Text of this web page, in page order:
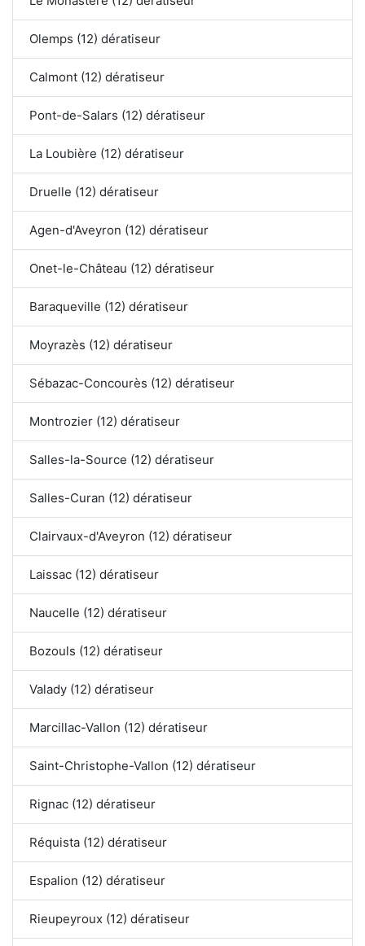
Olemps (12) dératiseur
Calmont (12) dératiseur
Pont-de-Salars (12) dératiseur
La Loubière (12) dératiseur
Druelle (12) dératiseur
Agen-d'Aveyron (12) dératiseur
Onet-le-Château (12) dératiseur
Baraqueville (12) dératiseur
Moyrazès (12) dératiseur
Sébazac-Concourès (12) dératiseur
Montrozier (12) dératiseur
Salles-la-Source (12) dératiseur
Salles-Curan (12) dératiseur
Clairvaux-d'Aveyron (12) dératiseur
Laissac (12) dératiseur
Naucelle (12) dératiseur
Bozouls (12) dératiseur
Valady (12) dératiseur
Marcillac-Vallon (12) dératiseur
Saint-Christophe-Vallon (12) dératiseur
Rignac (12) dératiseur
Réquista (12) dératiseur
Espalion (12) dératiseur
Rieupeyroux (12) dératiseur